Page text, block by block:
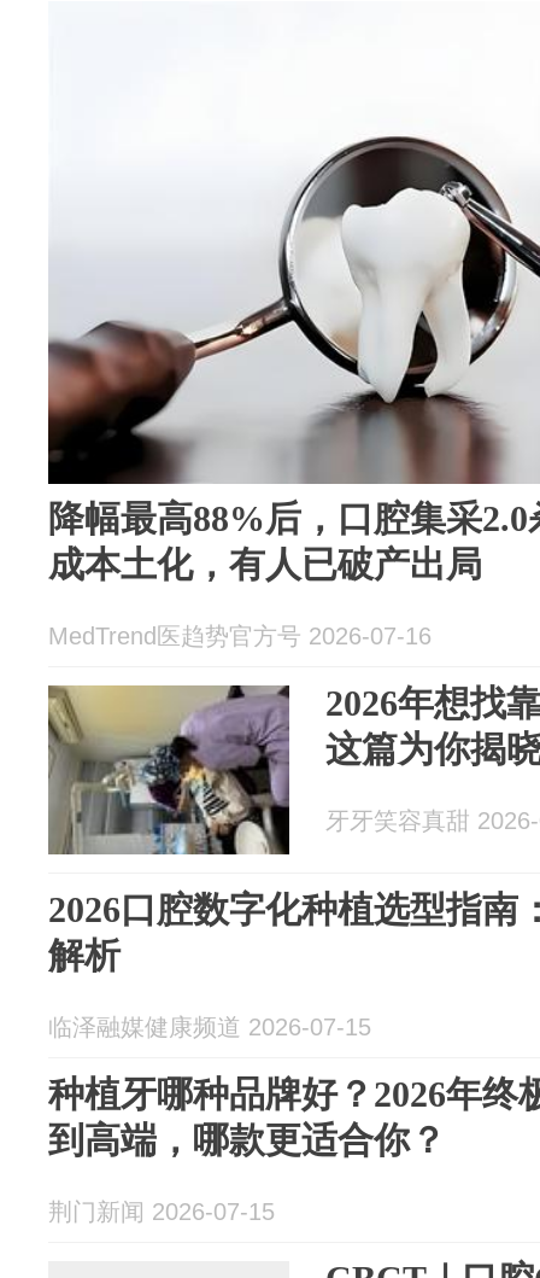
降幅最高88%后，口腔集采
成本土化，有人已破产出局
MedTrend医趋势官方号 2026-07-16
2026年想找
这篇为你揭
牙牙笑容真甜
2026口腔数字化种植选型指南
解析
临泽融媒健康频道 2026-07-15
种植牙哪种品牌好？2026年终
到高端，哪款更适合你？
荆门新闻 2026-07-15